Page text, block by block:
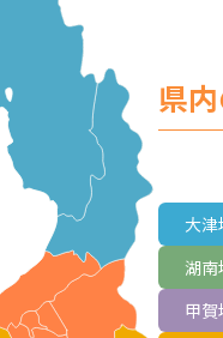
県
大津
湖
甲